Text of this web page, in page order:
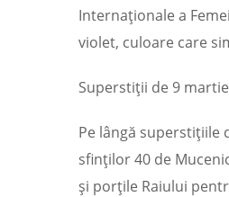
Internaționale a
violet, culoare care
Superstiții de 9
Pe lângă superstițiile
sfinţilor 40 de
şi porţile Raiului